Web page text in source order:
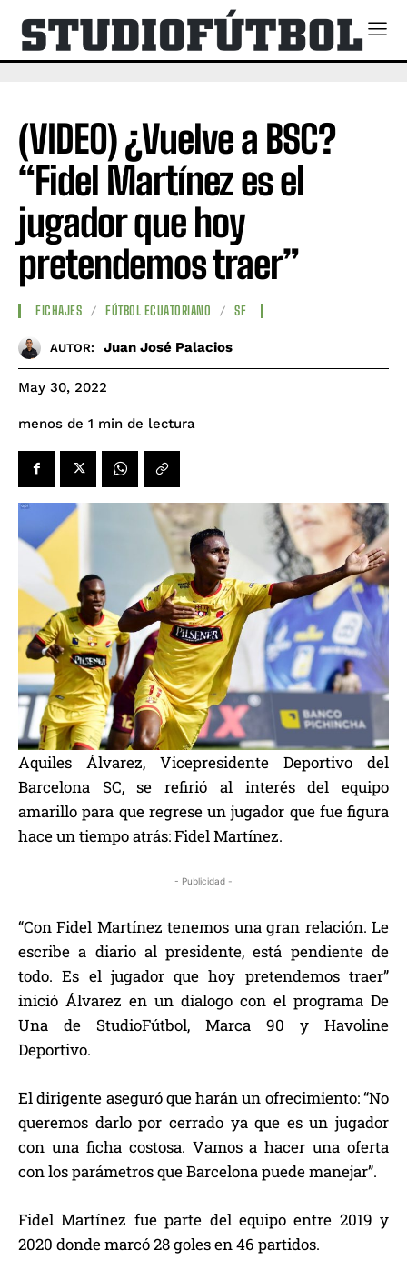
(VIDEO) ¿Vuelve a BSC?
“Fidel Martínez es el
jugador que hoy
pretendemos traer”
FICHAJES FÚTBOL ECUATORIANO SF
AUTOR: Juan José Palacios
May 30, 2022
menos de 1 min de lectura
Aquiles Álvarez, Vicepresidente Deportivo del
Barcelona SC, se refirió al interés del equipo
amarillo para que regrese un jugador que fue figura
hace un tiempo atrás: Fidel Martínez.
- Publicidad -
“Con Fidel Martínez tenemos una gran relación. Le
escribe a diario al presidente, está pendiente de
todo. Es el jugador que hoy pretendemos traer”
inició Álvarez en un dialogo con el programa De
Una de StudioFútbol, Marca 90 y Havoline
Deportivo.
El dirigente aseguró que harán un ofrecimiento: “No
queremos darlo por cerrado ya que es un jugador
con una ficha costosa. Vamos a hacer una oferta
con los parámetros que Barcelona puede manejar”.
Fidel Martínez fue parte del equipo entre 2019 y
2020 donde marcó 28 goles en 46 partidos.